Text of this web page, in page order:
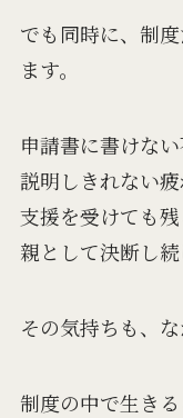
でも同時に、制
ます。
申請書に書けない
説明しきれない疲
支援を受けても残
親として決断し続
その気持ちも、
制度の中で生きる